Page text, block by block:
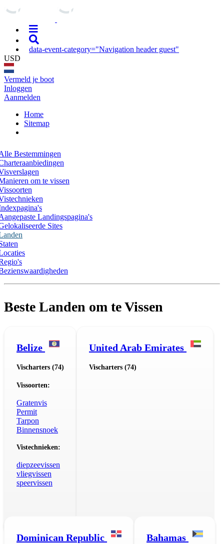
data-event-category="Navigation header guest"
USD
Vermeld je boot
Inloggen
Aanmelden
Home
Sitemap
Bestemmingen
om te vissen
Landingspagina's
Sites
Beste Landen om te Vissen
Belize
Vischarters (74)
Vissoorten:
Gratenvis
Permit
Tarpon
Binnensnoek
Vistechnieken:
diepzeevissen
vliegvissen
speervissen
United Arab Emirates
Vischarters (74)
Dominican Republic Bahamas